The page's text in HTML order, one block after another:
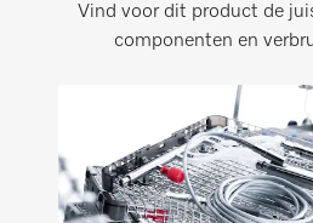
Buitenmaat, brutobreedte
Buitenmaat, brutodiepte
350
Bescherming tegen
Vind voor dit product de
componenten en